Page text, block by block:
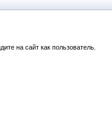
на сайт как пользователь.